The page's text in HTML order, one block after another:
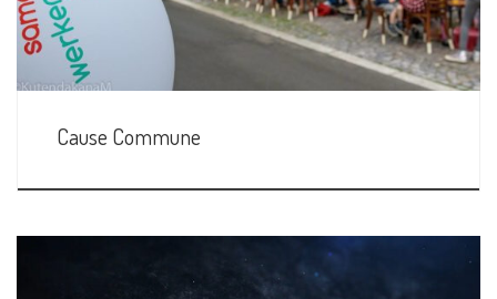
Cause Commune